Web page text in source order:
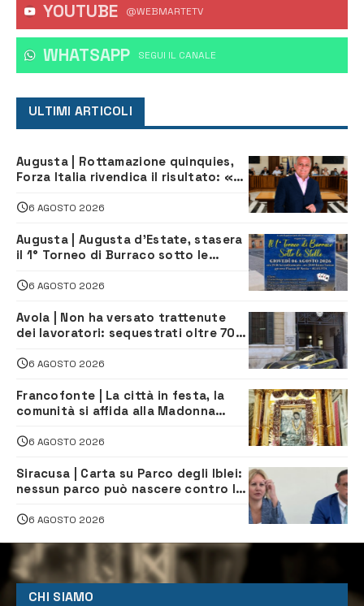
YOUTUBE @WEBMARTETV
WHATSAPP ‎SEGUI IL CANALE
ULTIMI ARTICOLI
Augusta | Rottamazione quinquies,
Forza Italia rivendica il risultato: «La
6 AGOSTO 2026
Augusta | Augusta d’Estate, stasera
il 1° Torneo di Burraco sotto le
6 AGOSTO 2026
Avola | Non ha versato trattenute
dei lavoratori: sequestrati oltre 700
climatizzazione
6 AGOSTO 2026
Francofonte | La città in festa, la
comunità si affida alla Madonna
6 AGOSTO 2026
Siracusa | Carta su Parco degli Iblei:
nessun parco può nascere contro le
6 AGOSTO 2026
CHI SIAMO